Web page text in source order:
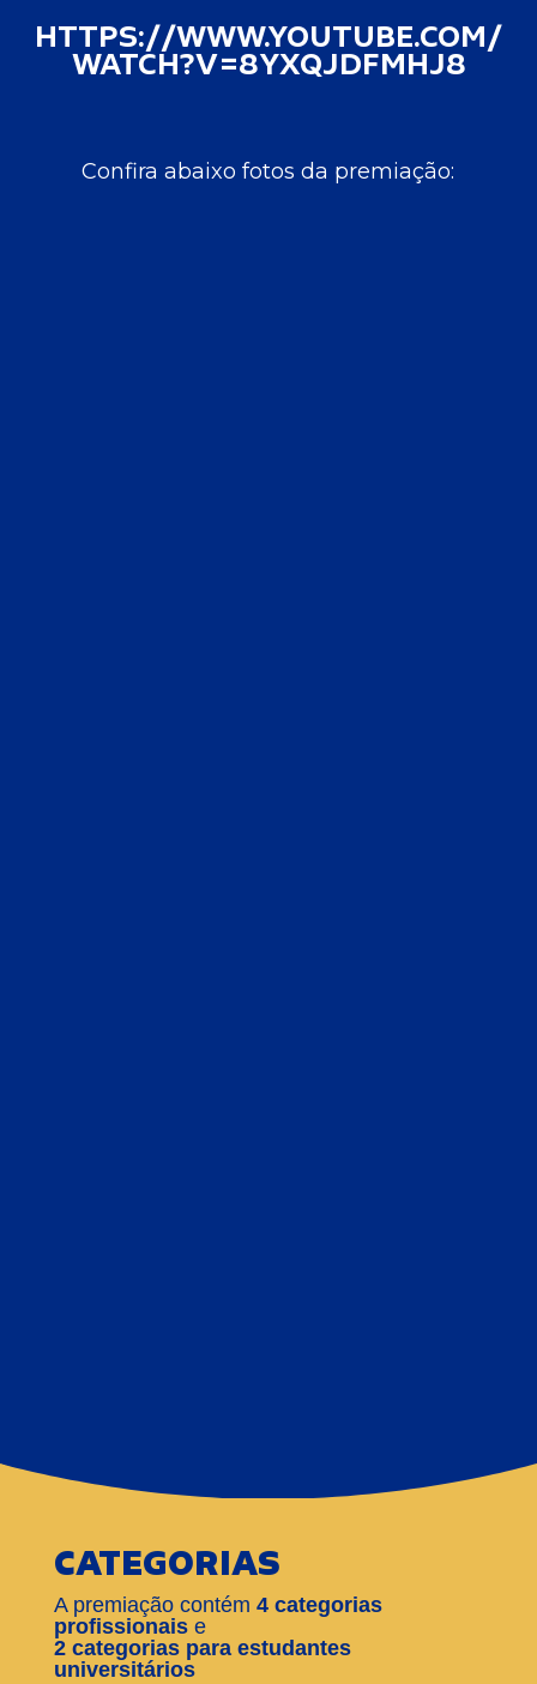
HTTPS://WWW.YOUTUBE.COM/
WATCH?V=8YXQJDFMHJ8
Confira abaixo fotos da premiação:
CATEGORIAS
A premiação contém 4 categorias
profissionaise
2 categorias para estudantes
universitários